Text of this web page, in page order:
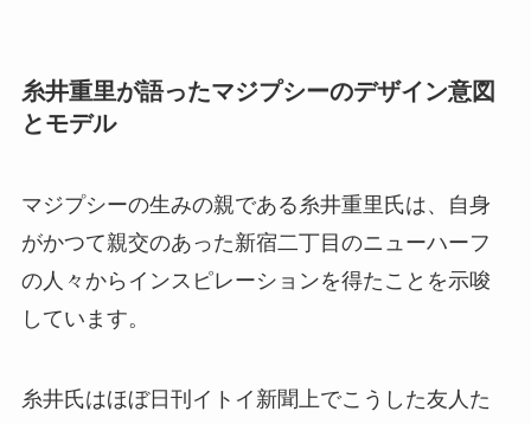
糸井重里が語ったマジプシーのデザイン意図
とモデル
マジプシーの生みの親である糸井重里氏は、自身
がかつて親交のあった新宿二丁目のニューハーフ
の人々からインスピレーションを得たことを示唆
しています。
糸井氏はほぼ日刊イトイ新聞上でこうした友人た